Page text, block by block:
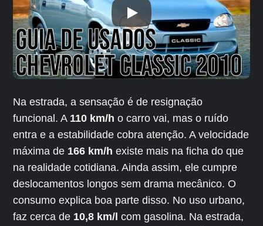
Na estrada, a sensação é de resignação
funcional. A 110 km/h o carro vai, mas o ruído
entra e a estabilidade cobra atenção. A velocidade
máxima de 166 km/h existe mais na ficha do que
na realidade cotidiana. Ainda assim, ele cumpre
deslocamentos longos sem drama mecânico. O
consumo explica boa parte disso. No uso urbano,
faz cerca de 10,8 km/l com gasolina. Na estrada,